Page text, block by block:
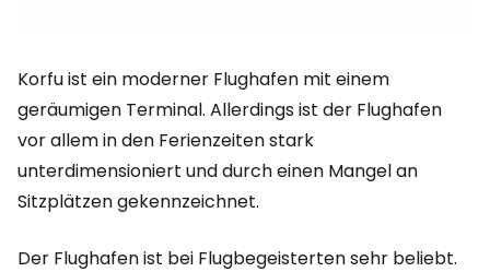
Korfu ist ein moderner Flughafen mit einem
geräumigen Terminal. Allerdings ist der Flughafen
vor allem in den Ferienzeiten stark
unterdimensioniert und durch einen Mangel an
Sitzplätzen gekennzeichnet.
Der Flughafen ist bei Flugbegeisterten sehr beliebt.